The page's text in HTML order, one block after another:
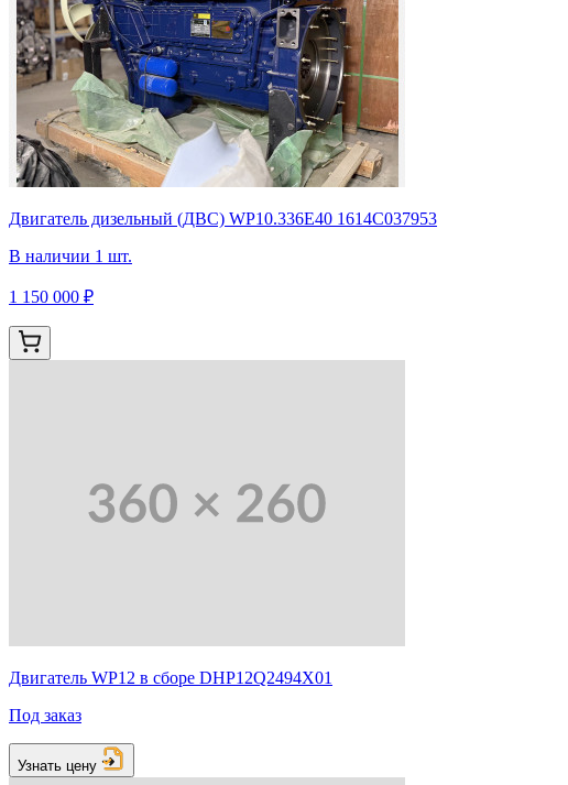
Двигатель дизельный (ДВС) WP10.336Е40 1614C037953
В наличии 1 шт.
1 150 000 ₽
Двигатель WP12 в сборе DHP12Q2494X01
Под заказ
Узнать цену